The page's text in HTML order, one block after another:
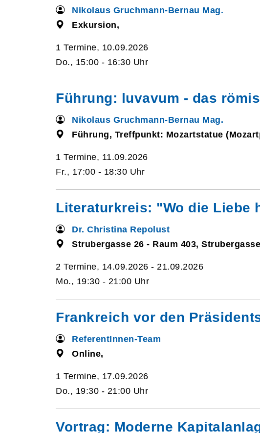
Nikolaus Gruchmann-Bernau Mag.
Exkursion,
1 Termine, 10.09.2026
Do., 15:00 - 16:30 Uhr
Führung: luvavum - das
Nikolaus Gruchmann-Bernau Mag.
Führung, Treffpunkt: Mozartstatue
1 Termine, 11.09.2026
Fr., 17:00 - 18:30 Uhr
Literaturkreis: "Wo die Liebe
Dr. Christina Repolust
Strubergasse 26 - Raum 403,
2 Termine, 14.09.2026 - 21.09.2026
Mo., 19:30 - 21:00 Uhr
Frankreich vor den
ReferentInnen-Team
Online,
1 Termine, 17.09.2026
Do., 19:30 - 21:00 Uhr
Vortrag: Moderne